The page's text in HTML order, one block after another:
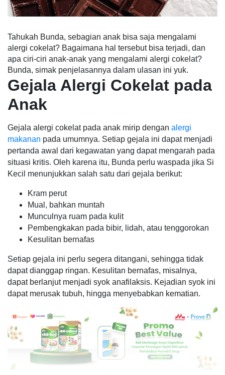
Tahukah Bunda, sebagian anak bisa saja mengalami
alergi cokelat? Bagaimana hal tersebut bisa terjadi, dan
apa ciri-ciri anak-anak yang mengalami alergi cokelat?
Bunda, simak penjelasannya dalam ulasan ini yuk.
Gejala Alergi Cokelat pada
Anak
Gejala alergi cokelat pada anak mirip dengan alergi
makanan pada umumnya. Setiap gejala ini dapat menjadi
pertanda awal dari kegawatan yang dapat mengarah pada
situasi kritis. Oleh karena itu, Bunda perlu waspada jika Si
Kecil menunjukkan salah satu dari gejala berikut:
Kram perut
Mual, bahkan muntah
Munculnya ruam pada kulit
Pembengkakan pada bibir, lidah, atau tenggorokan
Kesulitan bernafas
Setiap gejala ini perlu segera ditangani, sehingga tidak
dapat dianggap ringan. Kesulitan bernafas, misalnya,
dapat berlanjut menjadi syok anafilaksis. Kejadian syok ini
dapat merusak tubuh, hingga menyebabkan kematian.